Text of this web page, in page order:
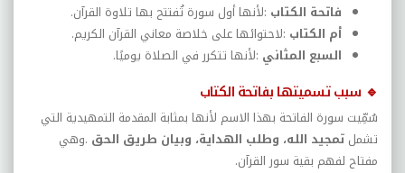
فاتحة الكتاب :لأنها أول سورة تُفتتح بها تلاوة القرآن.
أم الكتاب :لاحتوائها على خلاصة معاني القرآن الكريم.
السبع المثاني :لأنها تتكرر في الصلاة يوميًا.
🔹 سبب تسميتها بفاتحة الكتاب
سُمِّيت سورة الفاتحة بهذا الاسم لأنها بمثابة المقدمة التمهيدية التي
تشمل تمجيد الله، وطلب الهداية، وبيان طريق الحق .وهي
مفتاح لفهم بقية سور القرآن.